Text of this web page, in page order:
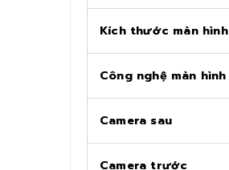
Kích thước màn hình
Công nghệ màn hình
Camera sau
Camera trước